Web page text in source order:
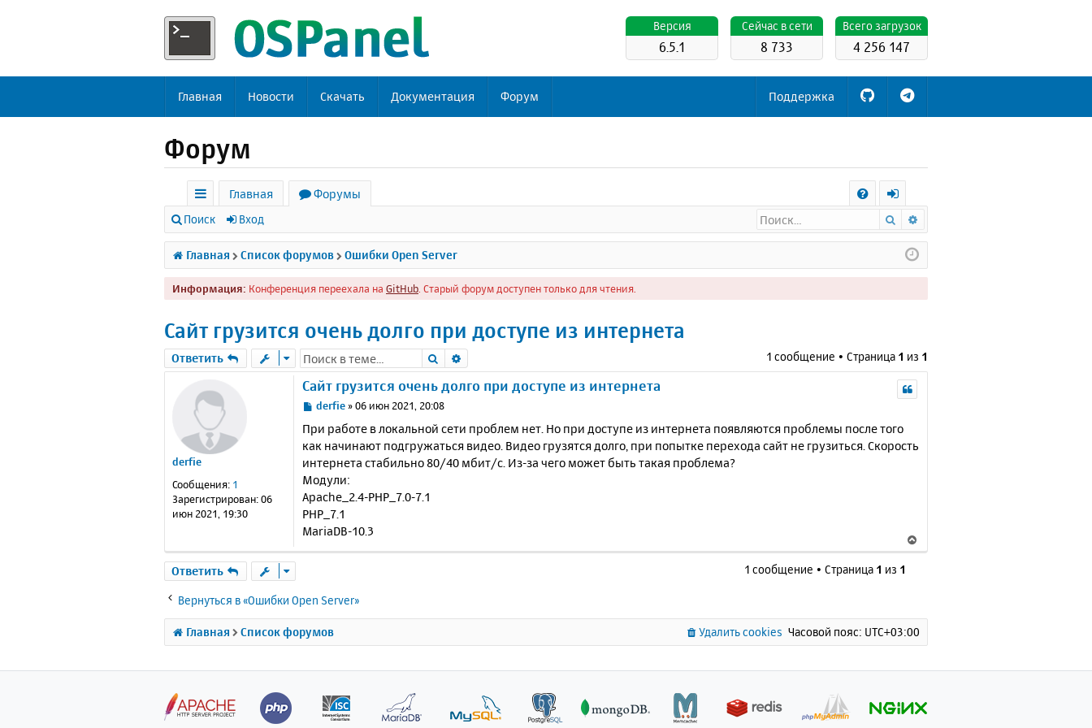
Всего загрузок
4 256 147
Cейчас в сети
8 733
Версия
6.5.1
Главная Новости Скачать Документация Форум Поддержка
Форум
с
ы
л
к
и
Главная
Форумы
Q
х
о
д
Поиск Вход Поиск
Главная Список форумов Ошибки Open Server
Информация: Конференция переехала на GitHub . Старый форум доступен только для чтения.
Сайт грузится очень долго при доступе из интернета
Ответить Поиск 1 сообщение • Страница 1 из 1
derfie
Сообщения: 1
Зарегистрирован:06
июн 2021, 19:30
Сайт грузится очень долго при доступе из интернета
С
о
б
щ
е
н
е
derfie »06 июн 2021, 20:08
При работе в локальной сети проблем нет. Но при доступе из интернета появляются проблемы после того
как начинают подгружаться видео. Видео грузятся долго, при попытке перехода сайт не грузиться. Скорость
интернета стабильно 80/40 мбит/c. Из-за чего может быть такая проблема?
Модули:
Apache_2.4-PHP_7.0-7.1
PHP_7.1
MariaDB-10.3
е
т
с
а
Ответить 1 сообщение • Страница 1 из 1
Вернуться в «Ошибки Open Server»
Главная Список форумов Часовой пояс: UTC+03:00
Удалить cookies